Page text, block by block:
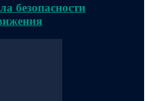
безопасности